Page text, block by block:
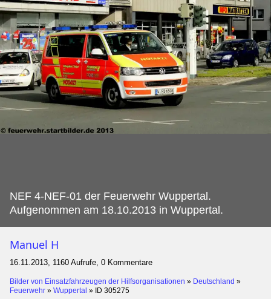
NEF 4-NEF-01 der Feuerwehr Wuppertal.
Aufgenommen am 18.10.2013 in Wuppertal.
Manuel H
16.11.2013, 1160 Aufrufe, 0 Kommentare
Bilder von Einsatzfahrzeugen der Hilfsorganisationen » Deutschland »
Feuerwehr » Wuppertal » ID 305275